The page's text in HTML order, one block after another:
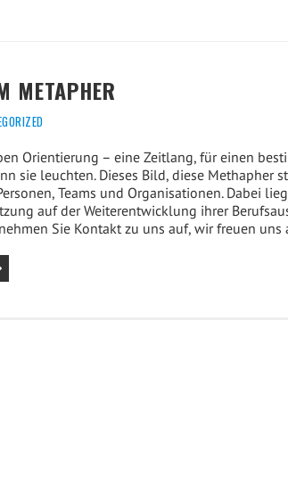
METAPHER
Orientierung – eine Zeitlang, für einen
sie leuchten. Dieses Bild, diese Methapher
Teams und Organisationen. Dabei
auf der Weiterentwicklung ihrer
Sie Kontakt zu uns auf, wir freuen uns